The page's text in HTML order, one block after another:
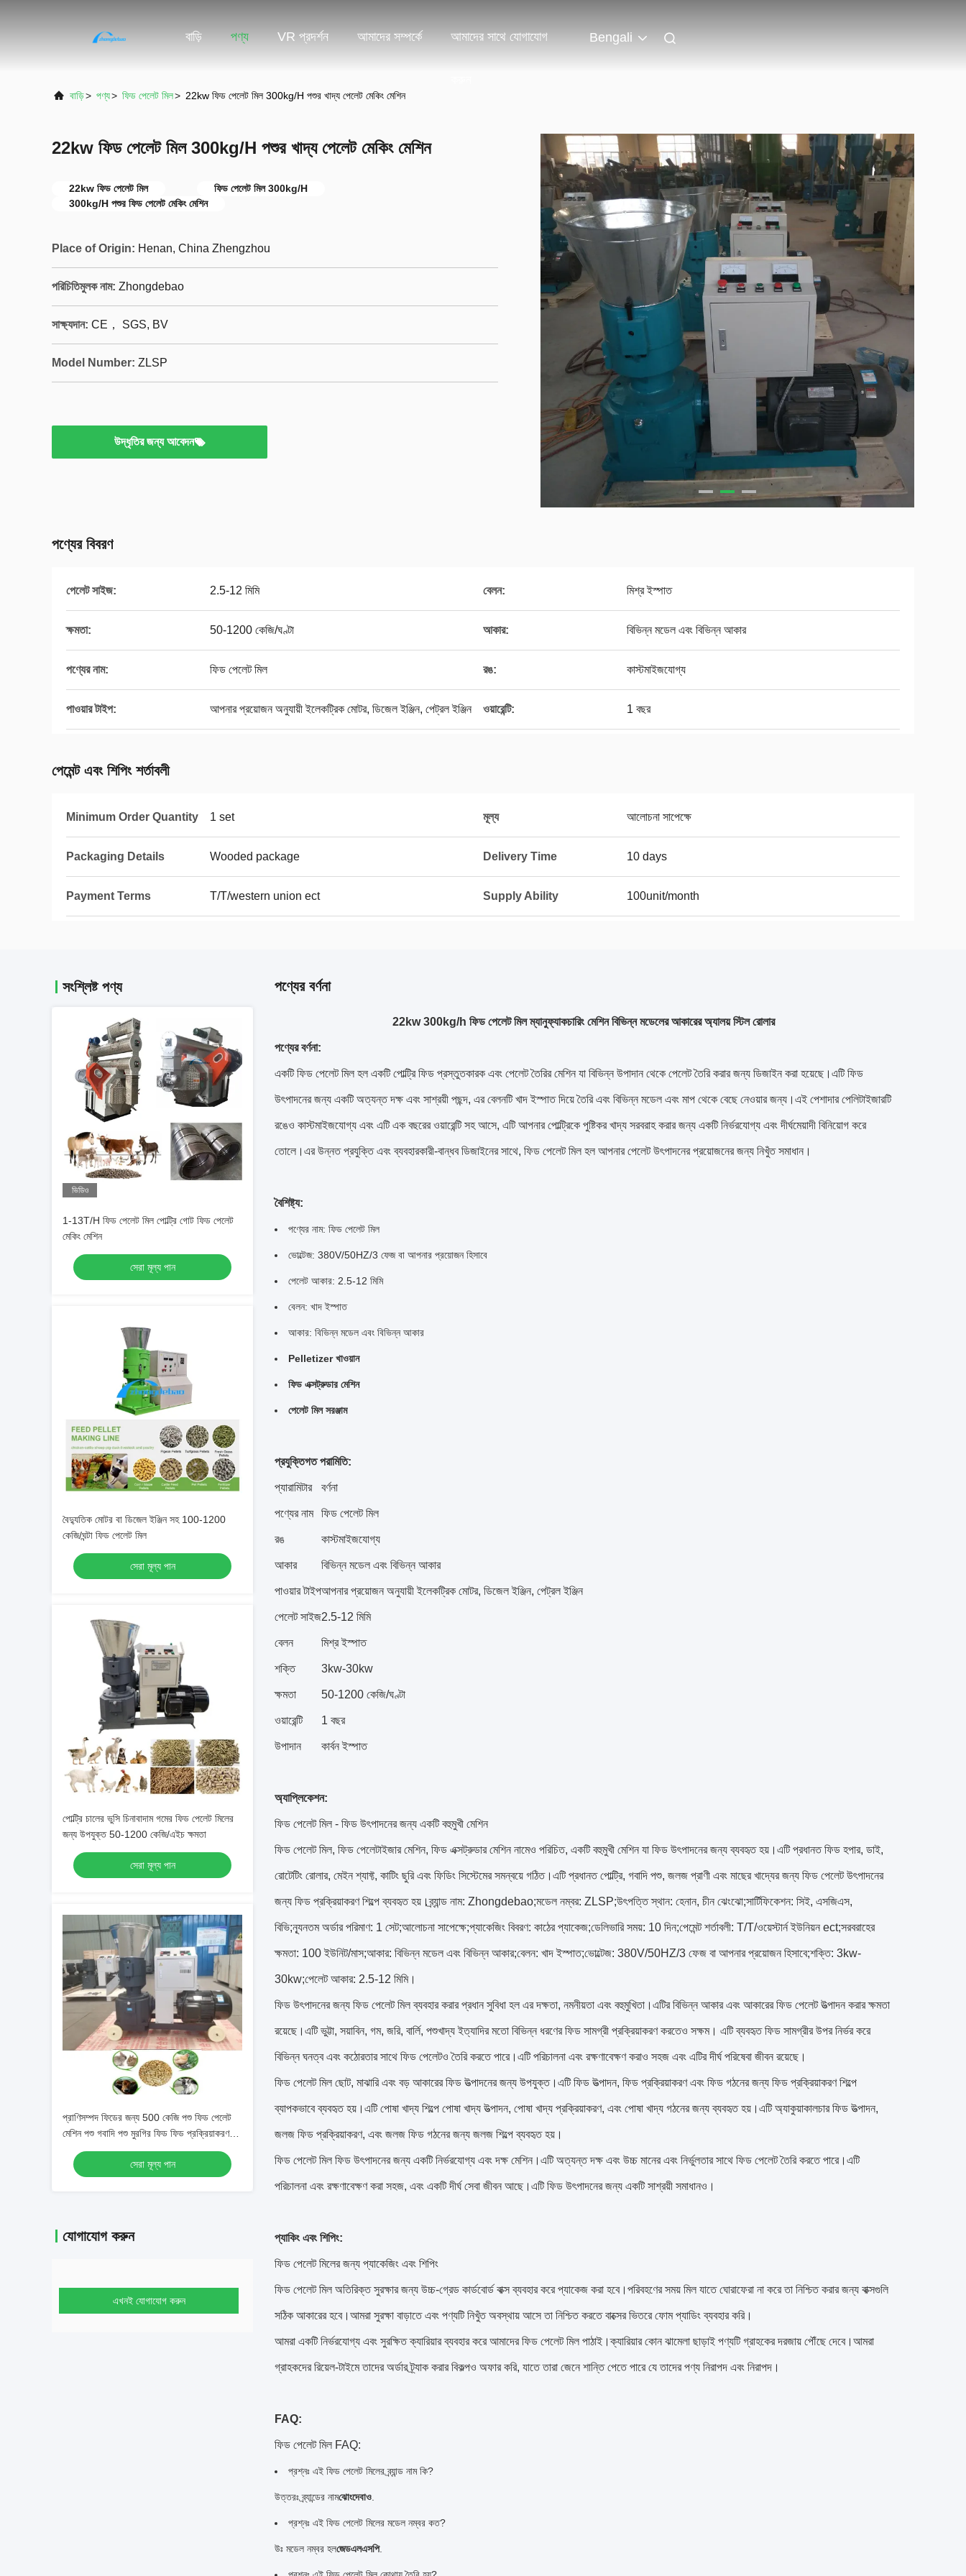
বাড়ি পণ্য VR প্রদর্শন আমাদের সম্পর্কে আমাদের সাথে যোগাযোগ Bengali
বাড়ি> পণ্য> ফিড পেলেট মিল> 22kw ফিড পেলেট মিল 300kg/H পশুর খাদ্য পেলেট মেকিং মেশিন
22kw ফিড পেলেট মিল 300kg/H পশুর খাদ্য পেলেট মেকিং মেশিন
22kw ফিড পেলেট মিল
ফিড পেলেট মিল 300kg/H
300kg/H পশুর ফিড পেলেট মেকিং মেশিন
Place of Origin: Henan, China Zhengzhou
পরিচিতিমুলক নাম: Zhongdebao
সাক্ষ্যদান: CE， SGS, BV
Model Number: ZLSP
উদ্ধৃতির জন্য আবেদন
পণ্যের বিবরণ
পেলেট সাইজ: 2.5-12 মিমি বেলন: মিশ্র ইস্পাত
ক্ষমতা: 50-1200 কেজি/ঘণ্টা আকার: বিভিন্ন মডেল এবং বিভিন্ন আকার
পণ্যের নাম: ফিড পেলেট মিল রঙ: কাস্টমাইজযোগ্য
পাওয়ার টাইপ: আপনার প্রয়োজন অনুযায়ী ইলেকট্রিক মোটর, ডিজেল ইঞ্জিন, পেট্রল ইঞ্জিন ওয়ারেন্টি: 1 বছর
পেমেন্ট এবং শিপিং শর্তাবলী
Minimum Order Quantity 1 set মূল্য আলোচনা সাপেক্ষে
Packaging Details Wooded package Delivery Time 10 days
Payment Terms T/T/western union ect Supply Ability 100unit/month
সংশ্লিষ্ট পণ্য
ভিডিও
1-13T/H ফিড পেলেট মিল পোল্ট্রি গোট ফিড পেলেট
মেকিং মেশিন
সেরা মূল্য পান
বৈদ্যুতিক মোটর বা ডিজেল ইঞ্জিন সহ 100-1200
কেজি/ঘন্টা ফিড পেলেট মিল
সেরা মূল্য পান
পোল্ট্রি চালের ভুসি চিনাবাদাম গমের ফিড পেলেট মিলের
জন্য উপযুক্ত 50-1200 কেজি/এইচ ক্ষমতা
সেরা মূল্য পান
প্রাণিসম্পদ ফিডের জন্য 500 কেজি পশু ফিড পেলেট
মেশিন পশু গবাদি পশু মুরগির ফিড ফিড প্রক্রিয়াকরণ
সেরা মূল্য পান
যোগাযোগ করুন
এখনই যোগাযোগ করুন
পণ্যের বর্ণনা
22kw 300kg/h ফিড পেলেট মিল ম্যানুফ্যাকচারিং মেশিন বিভিন্ন মডেলের আকারের অ্যালয় স্টিল রোলার
পণ্যের বর্ণনা:
একটি ফিড পেলেট মিল হল একটি পোল্ট্রি ফিড প্রস্তুতকারক এবং পেলেট তৈরির মেশিন যা বিভিন্ন উপাদান থেকে পেলেট তৈরি করার জন্য ডিজাইন করা হয়েছে।এটি ফিড
উৎপাদনের জন্য একটি অত্যন্ত দক্ষ এবং সাশ্রয়ী পছন্দ, এর বেলনটি খাদ ইস্পাত দিয়ে তৈরি এবং বিভিন্ন মডেল এবং মাপ থেকে বেছে নেওয়ার জন্য।এই পেশাদার পেলিটাইজারটি
রঙেও কাস্টমাইজযোগ্য এবং এটি এক বছরের ওয়ারেন্টি সহ আসে, এটি আপনার পোল্ট্রিকে পুষ্টিকর খাদ্য সরবরাহ করার জন্য একটি নির্ভরযোগ্য এবং দীর্ঘমেয়াদী বিনিয়োগ করে
তোলে।এর উন্নত প্রযুক্তি এবং ব্যবহারকারী-বান্ধব ডিজাইনের সাথে, ফিড পেলেট মিল হল আপনার পেলেট উৎপাদনের প্রয়োজনের জন্য নিখুঁত সমাধান।
বৈশিষ্ট্য:
পণ্যের নাম: ফিড পেলেট মিল
ভোল্টেজ: 380V/50HZ/3 ফেজ বা আপনার প্রয়োজন হিসাবে
পেলেট আকার: 2.5-12 মিমি
বেলন: খাদ ইস্পাত
আকার: বিভিন্ন মডেল এবং বিভিন্ন আকার
Pelletizer খাওয়ান
ফিড এক্সট্রুডার মেশিন
পেলেট মিল সরঞ্জাম
প্রযুক্তিগত পরামিতি:
প্যারামিটার বর্ণনা
পণ্যের নাম ফিড পেলেট মিল
রঙ কাস্টমাইজযোগ্য
আকার বিভিন্ন মডেল এবং বিভিন্ন আকার
পাওয়ার টাইপআপনার প্রয়োজন অনুযায়ী ইলেকট্রিক মোটর, ডিজেল ইঞ্জিন, পেট্রল ইঞ্জিন
পেলেট সাইজ2.5-12 মিমি
বেলন মিশ্র ইস্পাত
শক্তি 3kw-30kw
ক্ষমতা 50-1200 কেজি/ঘণ্টা
ওয়ারেন্টি 1 বছর
উপাদান কার্বন ইস্পাত
অ্যাপ্লিকেশন:
ফিড পেলেট মিল - ফিড উৎপাদনের জন্য একটি বহুমুখী মেশিন
ফিড পেলেট মিল, ফিড পেলেটাইজার মেশিন, ফিড এক্সট্রুডার মেশিন নামেও পরিচিত, একটি বহুমুখী মেশিন যা ফিড উৎপাদনের জন্য ব্যবহৃত হয়।এটি প্রধানত ফিড হপার, ডাই,
রোটেটিং রোলার, মেইন শ্যাফ্ট, কাটিং ছুরি এবং ফিডিং সিস্টেমের সমন্বয়ে গঠিত।এটি প্রধানত পোল্ট্রি, গবাদি পশু, জলজ প্রাণী এবং মাছের খাদ্যের জন্য ফিড পেলেট উৎপাদনের
জন্য ফিড প্রক্রিয়াকরণ শিল্পে ব্যবহৃত হয়।ব্র্যান্ড নাম: Zhongdebao;মডেল নম্বর: ZLSP;উৎপত্তি স্থান: হেনান, চীন ঝেংঝো;সার্টিফিকেশন: সিই, এসজিএস,
বিভি;ন্যূনতম অর্ডার পরিমাণ: 1 সেট;আলোচনা সাপেক্ষে;প্যাকেজিং বিবরণ: কাঠের প্যাকেজ;ডেলিভারি সময়: 10 দিন;পেমেন্ট শর্তাবলী: T/T/ওয়েস্টার্ন ইউনিয়ন ect;সরবরাহের
ক্ষমতা: 100 ইউনিট/মাস;আকার: বিভিন্ন মডেল এবং বিভিন্ন আকার;বেলন: খাদ ইস্পাত;ভোল্টেজ: 380V/50HZ/3 ফেজ বা আপনার প্রয়োজন হিসাবে;শক্তি: 3kw-
30kw;পেলেট আকার: 2.5-12 মিমি।
ফিড উৎপাদনের জন্য ফিড পেলেট মিল ব্যবহার করার প্রধান সুবিধা হল এর দক্ষতা, নমনীয়তা এবং বহুমুখিতা।এটির বিভিন্ন আকার এবং আকারের ফিড পেলেট উত্পাদন করার ক্ষমতা
রয়েছে।এটি ভুট্টা, সয়াবিন, গম, জরি, বার্লি, পশুখাদ্য ইত্যাদির মতো বিভিন্ন ধরণের ফিড সামগ্রী প্রক্রিয়াকরণ করতেও সক্ষম। এটি ব্যবহৃত ফিড সামগ্রীর উপর নির্ভর করে
বিভিন্ন ঘনত্ব এবং কঠোরতার সাথে ফিড পেলেটও তৈরি করতে পারে।এটি পরিচালনা এবং রক্ষণাবেক্ষণ করাও সহজ এবং এটির দীর্ঘ পরিষেবা জীবন রয়েছে।
ফিড পেলেট মিল ছোট, মাঝারি এবং বড় আকারের ফিড উত্পাদনের জন্য উপযুক্ত।এটি ফিড উত্পাদন, ফিড প্রক্রিয়াকরণ এবং ফিড গঠনের জন্য ফিড প্রক্রিয়াকরণ শিল্পে
ব্যাপকভাবে ব্যবহৃত হয়।এটি পোষা খাদ্য শিল্পে পোষা খাদ্য উত্পাদন, পোষা খাদ্য প্রক্রিয়াকরণ, এবং পোষা খাদ্য গঠনের জন্য ব্যবহৃত হয়।এটি অ্যাকুয়াকালচার ফিড উত্পাদন,
জলজ ফিড প্রক্রিয়াকরণ, এবং জলজ ফিড গঠনের জন্য জলজ শিল্পে ব্যবহৃত হয়।
ফিড পেলেট মিল ফিড উৎপাদনের জন্য একটি নির্ভরযোগ্য এবং দক্ষ মেশিন।এটি অত্যন্ত দক্ষ এবং উচ্চ মানের এবং নির্ভুলতার সাথে ফিড পেলেট তৈরি করতে পারে।এটি
পরিচালনা এবং রক্ষণাবেক্ষণ করা সহজ, এবং একটি দীর্ঘ সেবা জীবন আছে।এটি ফিড উৎপাদনের জন্য একটি সাশ্রয়ী সমাধানও।
প্যাকিং এবং শিপিং:
ফিড পেলেট মিলের জন্য প্যাকেজিং এবং শিপিং
ফিড পেলেট মিল অতিরিক্ত সুরক্ষার জন্য উচ্চ-গ্রেড কার্ডবোর্ড বাক্স ব্যবহার করে প্যাকেজ করা হবে।পরিবহণের সময় মিল যাতে ঘোরাফেরা না করে তা নিশ্চিত করার জন্য বাক্সগুলি
সঠিক আকারের হবে।আমরা সুরক্ষা বাড়াতে এবং পণ্যটি নিখুঁত অবস্থায় আসে তা নিশ্চিত করতে বাক্সের ভিতরে ফোম প্যাডিং ব্যবহার করি।
আমরা একটি নির্ভরযোগ্য এবং সুরক্ষিত ক্যারিয়ার ব্যবহার করে আমাদের ফিড পেলেট মিল পাঠাই।ক্যারিয়ার কোন ঝামেলা ছাড়াই পণ্যটি গ্রাহকের দরজায় পৌঁছে দেবে।আমরা
গ্রাহকদের রিয়েল-টাইমে তাদের অর্ডার ট্র্যাক করার বিকল্পও অফার করি, যাতে তারা জেনে শান্তি পেতে পারে যে তাদের পণ্য নিরাপদ এবং নিরাপদ।
FAQ:
ফিড পেলেট মিল FAQ:
প্রশ্নঃ এই ​​ফিড পেলেট মিলের ব্র্যান্ড নাম কি?
উত্তরঃ ব্র্যান্ডের নামঝোংদেবাও
প্রশ্নঃ এই ​​ফিড পেলেট মিলের মডেল নম্বর কত?
উঃ মডেল নম্বর হলজেডএলএসপি.